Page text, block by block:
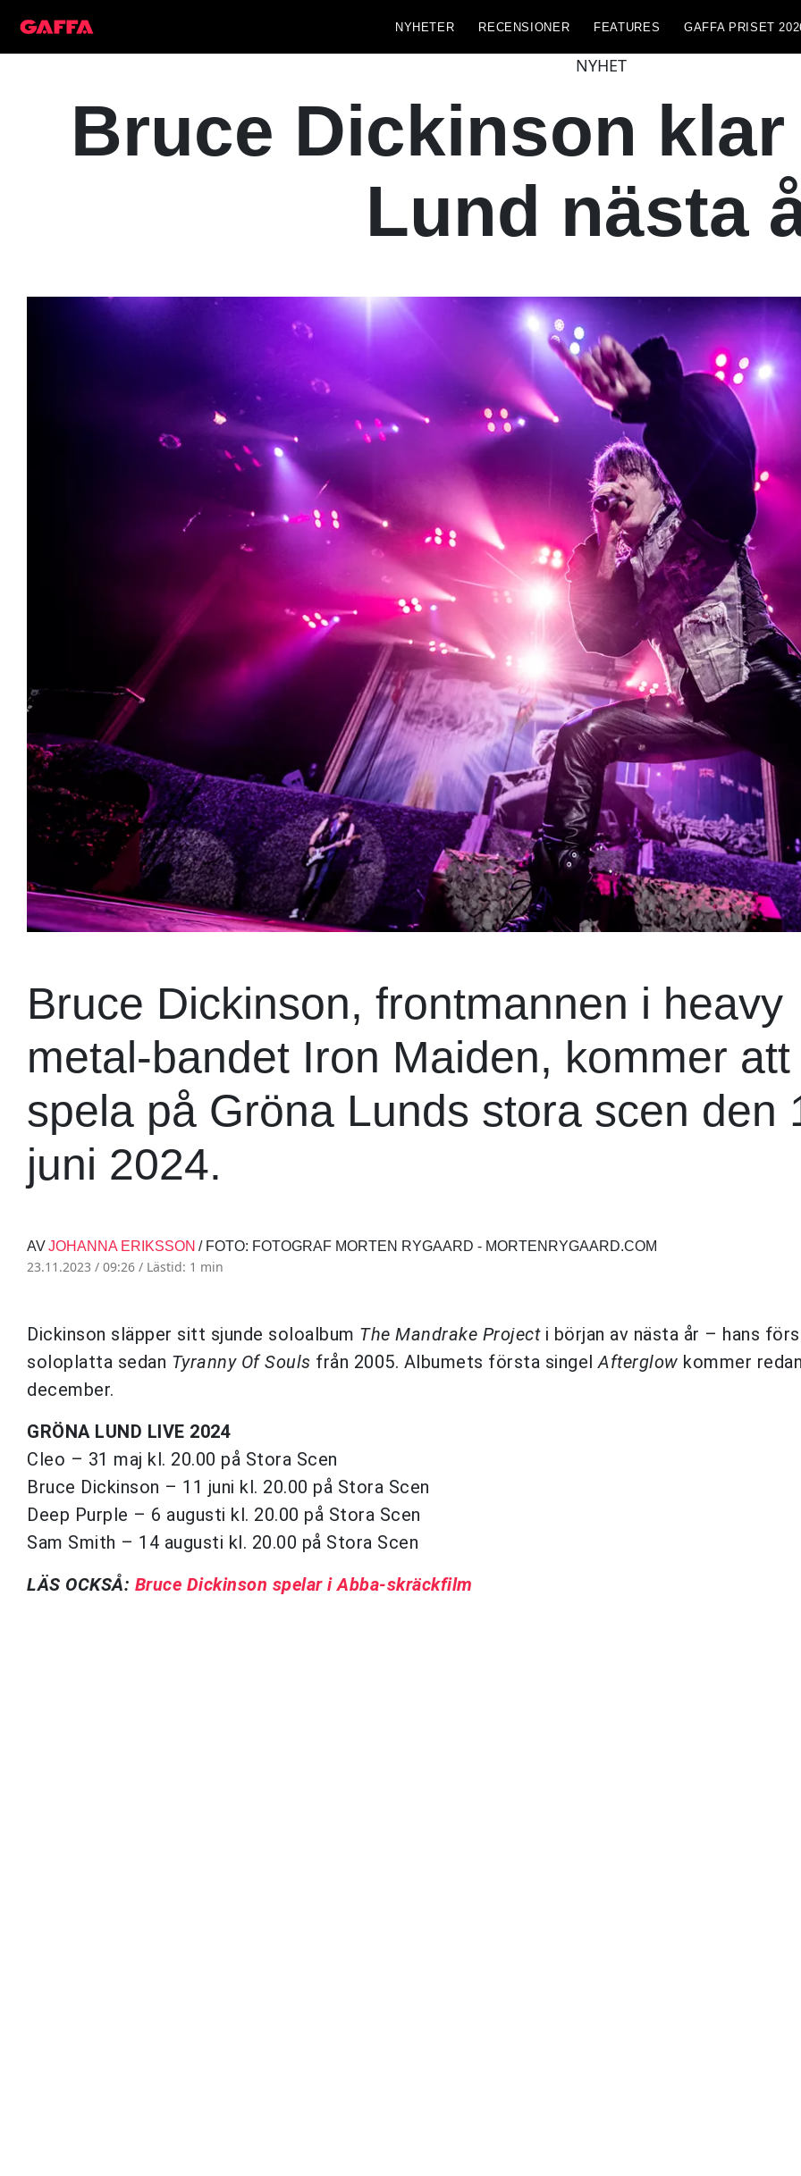
NYHETER RECENSIONER FEATURES GAFFA PRISET
NYHET
Bruce Dickinson
Lund nästa
Bruce Dickinson, frontmannen i heavy
metal-bandet Iron Maiden, kommer att
spela på Gröna Lunds stora scen den
juni 2024.
AVJOHANNA ERIKSSON / FOTO: FOTOGRAF MORTEN RYGAARD - MORTENRYGAARD.COM
23.11.2023 / 09:26 / Lästid: 1 min
Dickinson släpper sitt sjunde soloalbum The Mandrake Projecti början av nästa år – hans
soloplatta sedan Tyranny Of Souls från 2005. Albumets första singel Afterglow kommer
december.
GRÖNA LUND LIVE 2024
Cleo – 31 maj kl. 20.00 på Stora Scen
Bruce Dickinson – 11 juni kl. 20.00 på Stora Scen
Deep Purple – 6 augusti kl. 20.00 på Stora Scen
Sam Smith – 14 augusti kl. 20.00 på Stora Scen
LÄS OCKSÅ: Bruce Dickinson spelar i Abba-skräckfilm